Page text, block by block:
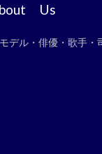
Us
デル・俳優・歌手・